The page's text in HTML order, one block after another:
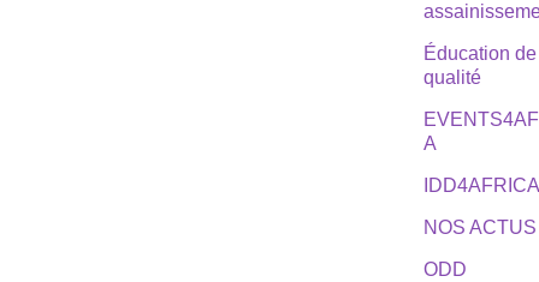
Éducation de
qualité
A
NOS ACTUS
ODD